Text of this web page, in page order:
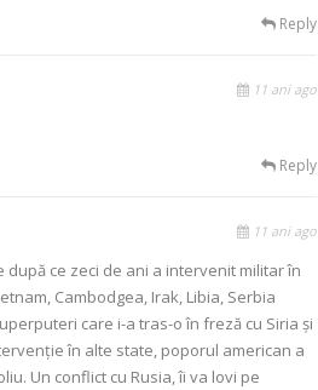
Reply
11 ani ago
Reply
11 ani ago
ce zeci de ani a intervenit militar în
Cambodgea, Irak, Libia, Serbia
care i-a tras-o în freză cu Siria şi
în alte state, poporul american a
Un conflict cu Rusia, îi va lovi pe